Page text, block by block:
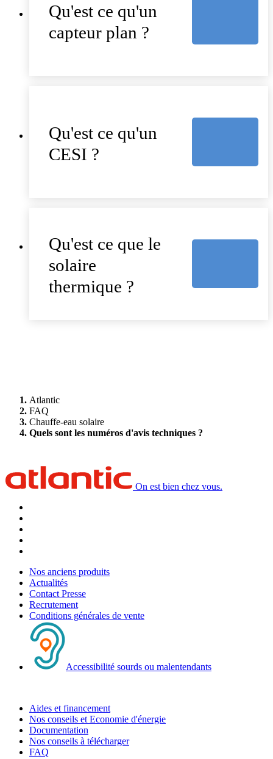
Qu'est ce qu'un
capteur plan ?
Qu'est ce qu'un
CESI ?
Qu'est ce que le
solaire
thermique ?
Atlantic
FAQ
Chauffe-eau solaire
Quels sont les numéros d'avis techniques ?
On est bien chez vous.
Nos anciens produits
Actualités
Contact Presse
Recrutement
Conditions générales de vente
Accessibilité sourds ou malentendants
Aides et financement
Nos conseils et Economie d'énergie
Documentation
Nos conseils à télécharger
FAQ